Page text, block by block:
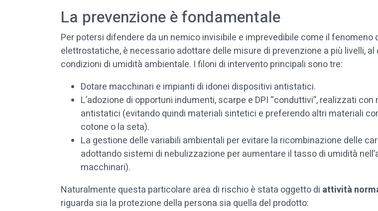
La prevenzione è fondamentale
Per potersi difendere da un nemico invisibile e imprevedibile come il fenomeno
elettrostatiche, è necessario adottare delle misure di prevenzione a più livelli, al
condizioni di umidità ambientale. I filoni di intervento principali sono tre:
Dotare macchinari e impianti di idonei dispositivi antistatici.
L’adozione di opportuni indumenti, scarpe e DPI “conduttivi”, realizzati con
antistatici (evitando quindi materiali sintetici e preferendo altri materiali
cotone o la seta).
La gestione delle variabili ambientali per evitare la ricombinazione delle
adottando sistemi di nebulizzazione per aumentare il tasso di umidità
macchinari).
Naturalmente questa particolare area di rischio è stata oggetto di attività
riguarda sia la protezione della persona sia quella del prodotto: